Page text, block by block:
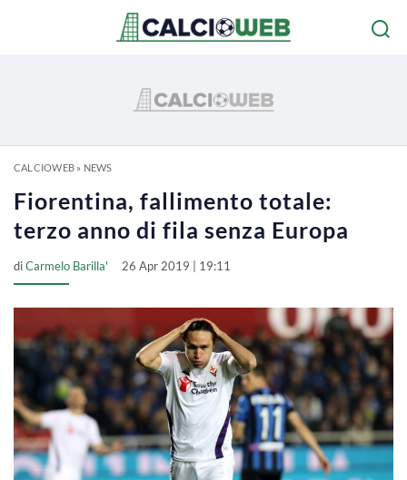
CALCIOWEB» NEWS
Fiorentina, fallimento totale:
terzo anno di fila senza Europa
diCarmelo Barilla' 26 Apr 2019 | 19:11